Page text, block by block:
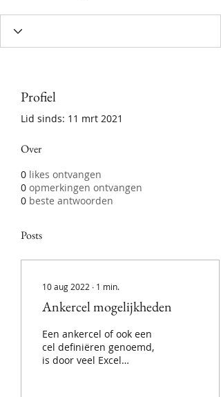
Profiel
Lid sinds: 11 mrt 2021
Over
0 likes ontvangen
0 opmerkingen ontvangen
0 beste antwoorden
Posts
10 aug 2022 ∙ 1 min.
Ankercel mogelijkheden
Een ankercel of ook een
cel definiëren genoemd,
is door veel Excel